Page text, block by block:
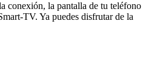
conexión, la pantalla de tu teléfono
TV. Ya puedes disfrutar de la